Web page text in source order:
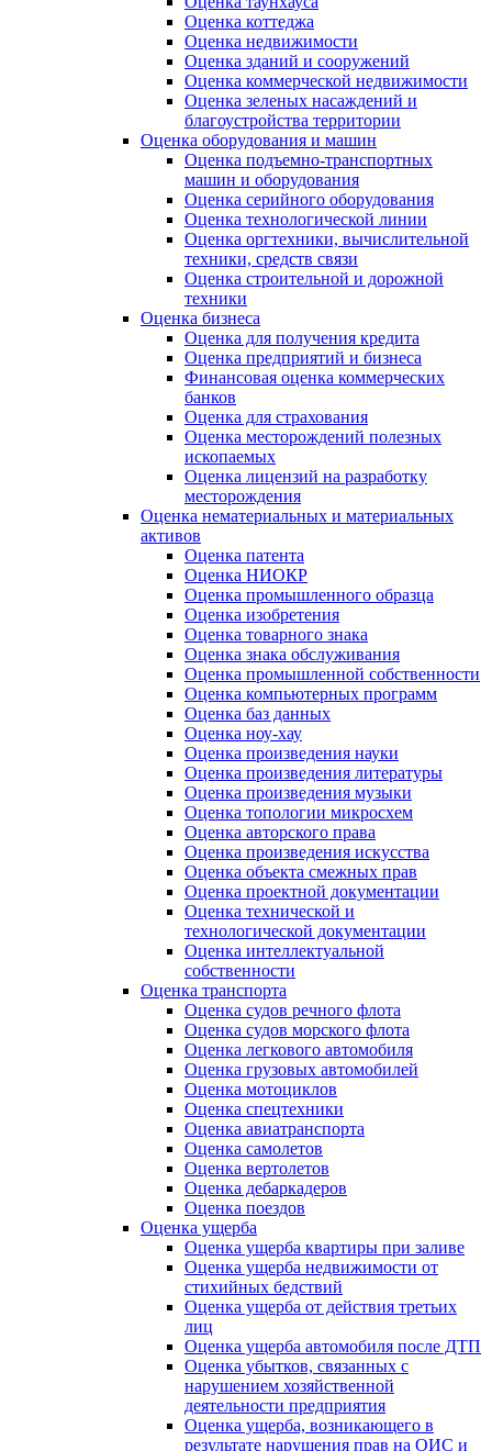
Оценка коттеджа
Оценка недвижимости
Оценка зданий и сооружений
Оценка коммерческой недвижимости
Оценка зеленых насаждений и
благоустройства территории
Оценка оборудования и машин
Оценка подъемно-транспортных
машин и оборудования
Оценка серийного оборудования
Оценка технологической линии
Оценка оргтехники, вычислительной
техники, средств связи
Оценка строительной и дорожной
техники
Оценка бизнеса
Оценка для получения кредита
Оценка предприятий и бизнеса
Финансовая оценка коммерческих
банков
Оценка для страхования
Оценка месторождений полезных
ископаемых
Оценка лицензий на разработку
месторождения
Оценка нематериальных и материальных
активов
Оценка патента
Оценка НИОКР
Оценка промышленного образца
Оценка изобретения
Оценка товарного знака
Оценка знака обслуживания
Оценка промышленной собственности
Оценка компьютерных программ
Оценка баз данных
Оценка ноу-хау
Оценка произведения науки
Оценка произведения литературы
Оценка произведения музыки
Оценка топологии микросхем
Оценка авторского права
Оценка произведения искусства
Оценка объекта смежных прав
Оценка проектной документации
Оценка технической и
технологической документации
Оценка интеллектуальной
собственности
Оценка транспорта
Оценка судов речного флота
Оценка судов морского флота
Оценка легкового автомобиля
Оценка грузовых автомобилей
Оценка мотоциклов
Оценка спецтехники
Оценка авиатранспорта
Оценка самолетов
Оценка вертолетов
Оценка дебаркадеров
Оценка поездов
Оценка ущерба
Оценка ущерба квартиры при заливе
Оценка ущерба недвижимости от
стихийных бедствий
Оценка ущерба от действия третьих
лиц
Оценка ущерба автомобиля после ДТП
Оценка убытков, связанных с
нарушением хозяйственной
деятельности предприятия
Оценка ущерба, возникающего в
результате нарушения прав на ОИС и